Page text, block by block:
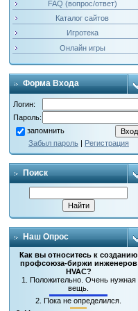
FAQ (вопрос/ответ)
Каталог сайтов
Игротека
Онлайн игры
Форма Входа
Логин:
Пароль:
запомнить
Забыл пароль| Регистрация
Поиск
Наш Опрос
Как вы относитесь к созданию
профсоюза-биржи инженеров
HVAC?
1. Положительно. Очень нужная
вещь.
2.Пока не определился.